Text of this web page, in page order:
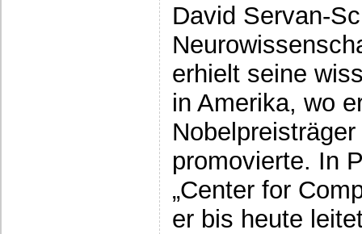
David Servan-
erhielt seine
in Amerika, wo
promovierte. In
„Center for
er bis heute